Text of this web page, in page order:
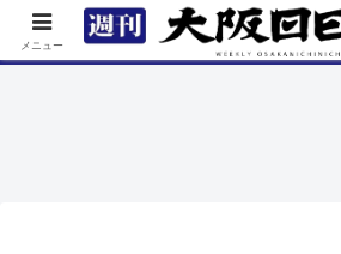
TOP 特集 ニュース 連載
メニュー